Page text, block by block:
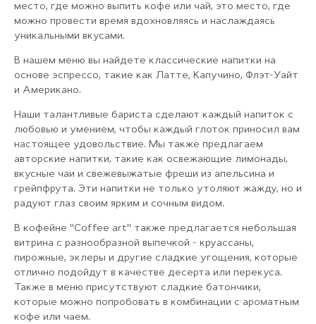
место, где можно выпить кофе или чай, это место, где
можно провести время вдохновляясь и наслаждаясь
уникальными вкусами.
В нашем меню вы найдете классические напитки на
основе эспрессо, такие как Латте, Капучино, Флэт-Уайт
и Американо.
Наши талантливые бариста сделают каждый напиток с
любовью и умением, чтобы каждый глоток приносил вам
настоящее удовольствие. Мы также предлагаем
авторские напитки, такие как освежающие лимонады,
вкусные чаи и свежевыжатые фреши из апельсина и
грейпфрута. Эти напитки не только утоляют жажду, но и
радуют глаз своим ярким и сочным видом.
В кофейне "Coffee art" также предлагается небольшая
витрина с разнообразной выпечкой - круассаны,
пирожные, эклеры и другие сладкие угощения, которые
отлично подойдут в качестве десерта или перекуса.
Также в меню присутствуют сладкие батончики,
которые можно попробовать в комбинации с ароматным
кофе или чаем.